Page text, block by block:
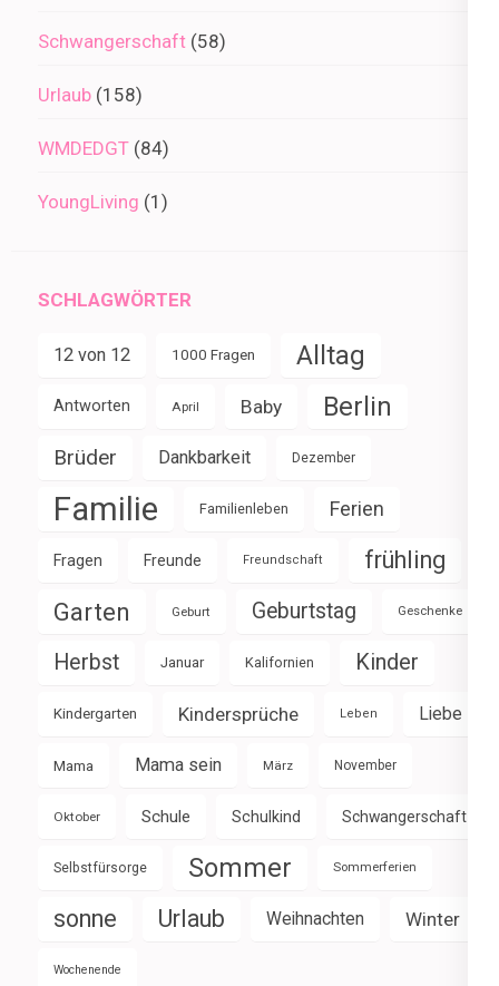
Schwangerschaft (58)
Urlaub (158)
WMDEDGT (84)
YoungLiving (1)
SCHLAGWÖRTER
12 von 12 1000 Fragen Alltag
Antworten April Baby Berlin
Brüder Dankbarkeit Dezember
Familie Familienleben Ferien
Fragen Freunde Freundschaft frühling
Garten Geburt Geburtstag Geschenke
Herbst Januar Kalifornien Kinder
Kindergarten Kindersprüche Leben Liebe
Mama Mama sein März November
Oktober Schule Schulkind Schwangerschaft
Selbstfürsorge Sommer Sommerferien
sonne Urlaub Weihnachten Winter
Wochenende